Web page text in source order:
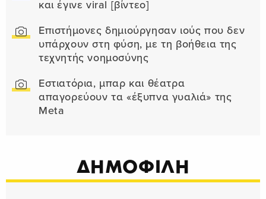
και έγινε viral [βίντεο]
Επιστήμονες δημιούργησαν ιούς που δεν
υπάρχουν στη φύση, με τη βοήθεια της
τεχνητής νοημοσύνης
Εστιατόρια, μπαρ και θέατρα
απαγορεύουν τα «έξυπνα γυαλιά» της
Meta
ΔΗΜΟΦΙΛΗ